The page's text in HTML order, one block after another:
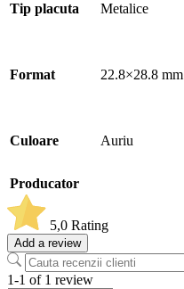
Tip placuta Metalice
Format 22.8×28.8 mm
Culoare Auriu
Producator
5,0 Rating
Add a review
1-1 of 1 review